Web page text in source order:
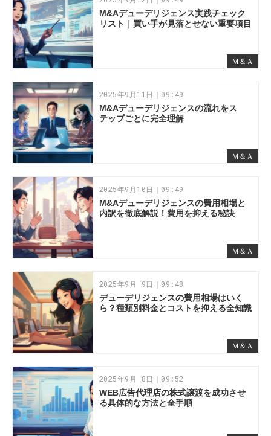
Ｍ＆Ａ
M&Aデューデリジェンス実践チェック
リスト｜買い手が見落とせない重要項目
Ｍ＆Ａ
2025年9月11日｜09:49
M&Aデューデリジェンスの流れをス
テップごとに完全理解
Ｍ＆Ａ
2025年9月10日｜09:49
M&Aデューデリジェンスの費用相場と
内訳を徹底解説！費用を抑える秘訣
Ｍ＆Ａ
2025年9月 9日｜09:48
デューデリジェンスの費用相場はいく
ら？種類別料金とコストを抑える全知識
2025年9月 8日｜09:52
WEB広告代理店の株式譲渡を成功させ
る具体的な方法と全手順